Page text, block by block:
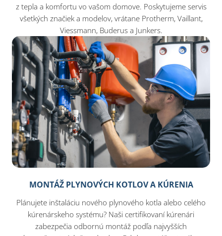
z tepla a komfortu vo vašom domove. Poskytujeme servis
všetkých značiek a modelov, vrátane Protherm, Vaillant,
Viessmann, Buderus a Junkers.​
MONTÁŽ PLYNOVÝCH KOTLOV A KÚRENIA
Plánujete inštaláciu nového plynového kotla alebo celého
kúrenárskeho systému? Naši certifikovaní kúrenári
zabezpečia odbornú montáž podľa najvyšších